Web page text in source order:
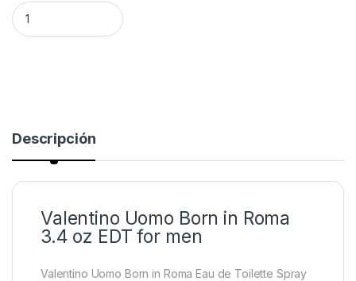
Valentino Uomo Born in Roma 3.4 oz EDT for men quantity
Descripción
Valentino Uomo Born in Roma
3.4 oz EDT for men
Valentino Uomo Born in Roma Eau de Toilette Spray